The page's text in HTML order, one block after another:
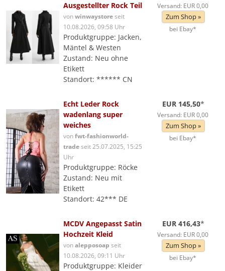
Ausgestellter Rock Teil
vonwinwaystoreseit
10.08.2026, 09:58 Uhr
Produktgruppe: Jacken,
Mäntel & Westen
Zustand: Neu ohne
Etikett
Standort: ****** CN
Versand: EUR 0,00
Zum Shop »
bei Ebay*
Echt Leder Rock
wadenlang super
weiches
vonfwt-fashionworld-
tradeseit 25.07.2025, 15:25
Uhr
Produktgruppe: Röcke
Zustand: Neu mit
Etikett
Standort: 42*** DE
EUR 145,50*
Versand: EUR 0,00
Zum Shop »
bei Ebay*
MCDV Angepasst Satin
Hochzeit Kleid
vonalepposoap seit
10.08.2026, 09:11 Uhr
Produktgruppe: Kleider
EUR 416,43*
Versand: EUR 0,00
Zum Shop »
bei Ebay*